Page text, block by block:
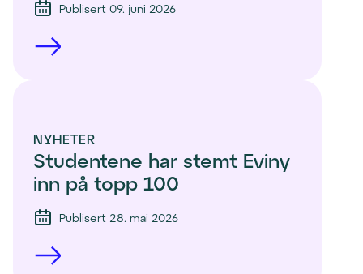
Publisert 09. juni 2026
NYHETER
Studentene har stemt Eviny
inn på topp 100
Publisert 28. mai 2026